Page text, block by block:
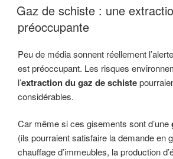
LE
Gaz de schiste : une
préoccupante
Peu de média sonnent réellement
est préoccupant. Les risques
l’extraction du gaz de schiste
considérables.
Car même si ces gisements sont d’une
(ils pourraient satisfaire la demande en
chauffage d’immeubles, la production